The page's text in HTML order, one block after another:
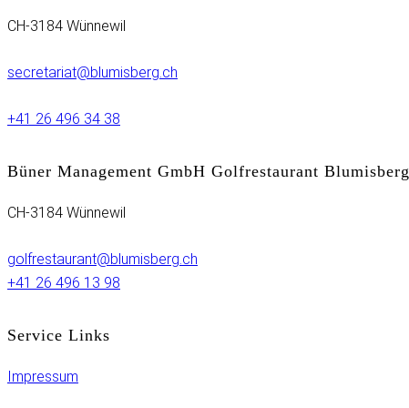
CH-3184 Wünnewil
secretariat@blumisberg.ch
+41 26 496 34 38
Büner Management GmbH Golfrestaurant Blumisberg
CH-3184 Wünnewil
golfrestaurant@blumisberg.ch
+41 26 496 13 98
Service Links
Impressum